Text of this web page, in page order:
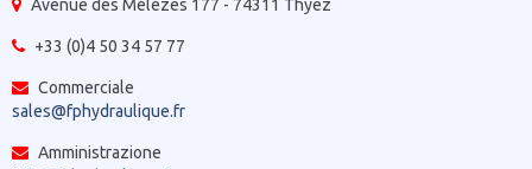
Avenue des Mélèzes 177 - 74311 Thyez
+33 (0)4 50 34 57 77
Commerciale
sales@fphydraulique.fr
Amministrazione